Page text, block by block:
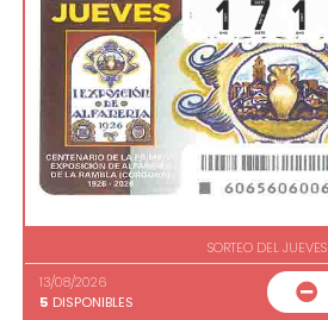
SORTEO DEL JUEVES
13/08/2026
5 DISPONIBLES